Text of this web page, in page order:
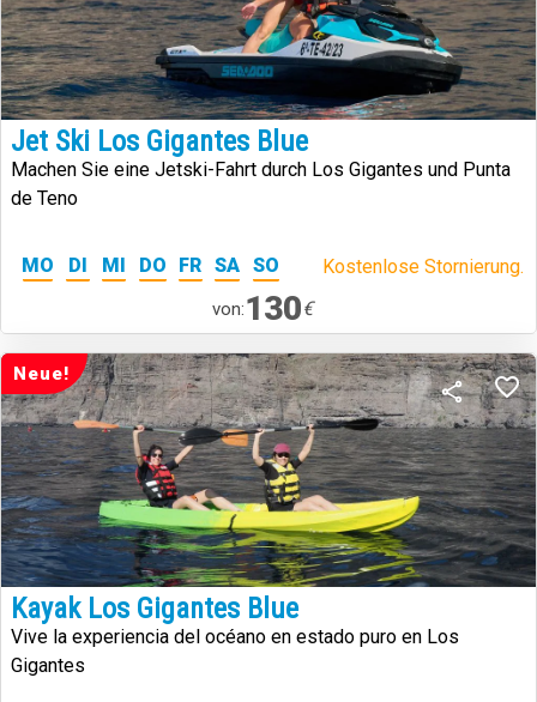
Jet Ski Los Gigantes Blue
Machen Sie eine Jetski-Fahrt durch Los Gigantes und Punta
de Teno
MO DI MI DO FR SA SO Kostenlose Stornierung.
von:130€
Neue!
Kayak Los Gigantes Blue
Vive la experiencia del océano en estado puro en Los
Gigantes